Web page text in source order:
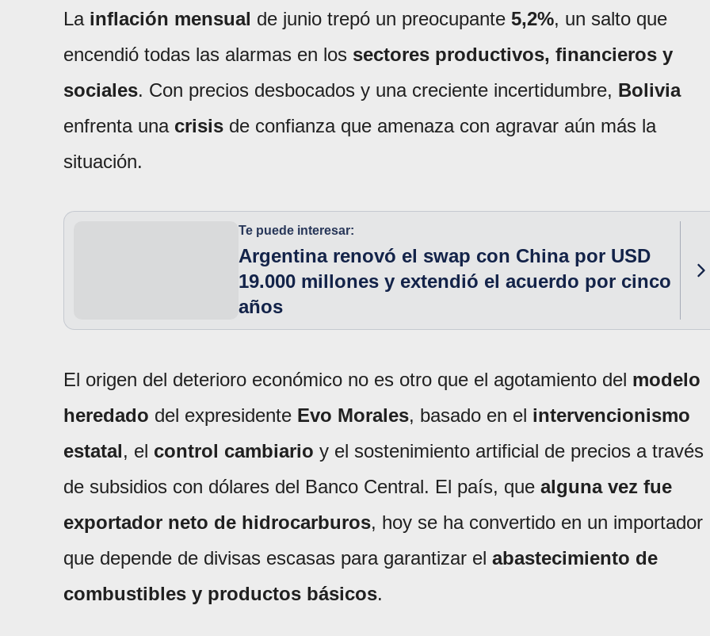
La inflación mensual de junio trepó un preocupante 5,2%, un salto que
encendió todas las alarmas en los sectores productivos, financieros y
sociales. Con precios desbocados y una creciente incertidumbre, Bolivia
enfrenta una crisis de confianza que amenaza con agravar aún más la
situación.
Te puede interesar:
Argentina renovó el swap con China por USD
19.000 millones y extendió el acuerdo por cinco
años
El origen del deterioro económico no es otro que el agotamiento del modelo
heredado del expresidente Evo Morales, basado en el intervencionismo
estatal, el control cambiario y el sostenimiento artificial de precios a través
de subsidios con dólares del Banco Central. El país, que alguna vez fue
exportador neto de hidrocarburos, hoy se ha convertido en un importador
que depende de divisas escasas para garantizar el abastecimiento de
combustibles y productos básicos.